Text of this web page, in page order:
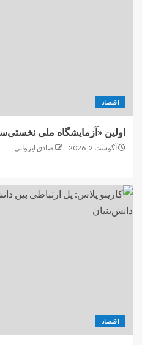
اقتصاد
اولین «آزمایشگاه ملی
آگوست 2, 2026 صادق ایروانی
اقتصاد